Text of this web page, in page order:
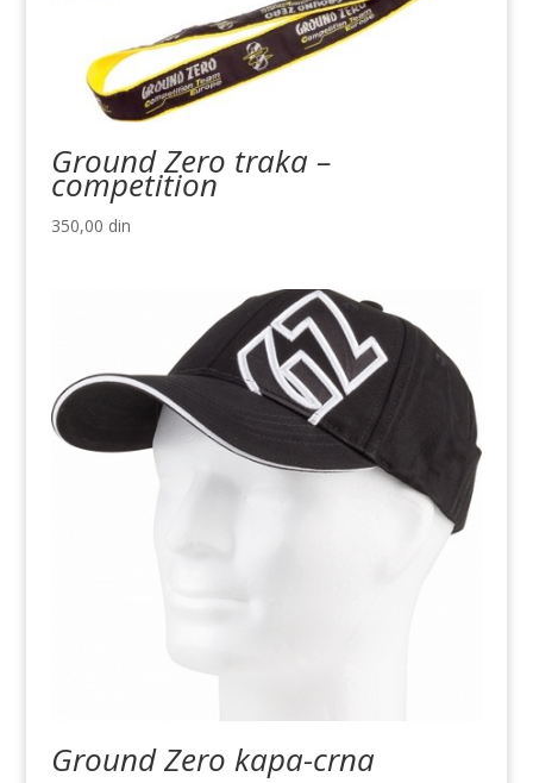
Ground Zero traka –
competition
350,00 din
Ground Zero kapa-crna